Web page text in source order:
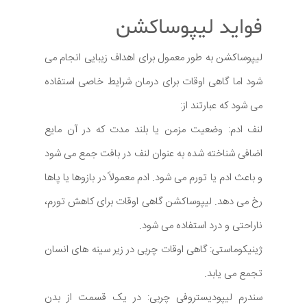
فواید لیپوساکشن
لیپوساکشن به طور معمول برای اهداف زیبایی انجام می
شود اما گاهی اوقات برای درمان شرایط خاصی استفاده
می شود که عبارتند از:
لنف ادم: وضعیت مزمن یا بلند مدت که در آن مایع
اضافی شناخته شده به عنوان لنف در بافت جمع می شود
و باعث ادم یا تورم می شود. ادم معمولاً در بازوها یا پاها
رخ می دهد. لیپوساکشن گاهی اوقات برای کاهش تورم،
ناراحتی و درد استفاده می شود.
ژینیکوماستی: گاهی اوقات چربی در زیر سینه های انسان
تجمع می یابد.
سندرم لیپودیستروفی چربی: در یک قسمت از بدن